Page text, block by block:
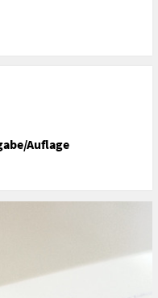
wipo
Auflage